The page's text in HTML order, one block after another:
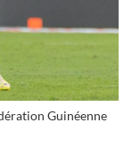
Guinéenne